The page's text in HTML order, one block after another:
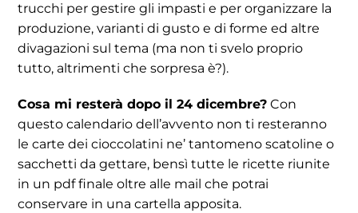
trucchi per gestire gli impasti e per organizzare la
produzione, varianti di gusto e di forme ed altre
divagazioni sul tema (ma non ti svelo proprio
tutto, altrimenti che sorpresa è?).
Cosa mi resterà dopo il 24 dicembre? Con
questo calendario dell’avvento non ti resteranno
le carte dei cioccolatini ne’ tantomeno scatoline o
sacchetti da gettare, bensì tutte le ricette riunite
in un pdf finale oltre alle mail che potrai
conservare in una cartella apposita.